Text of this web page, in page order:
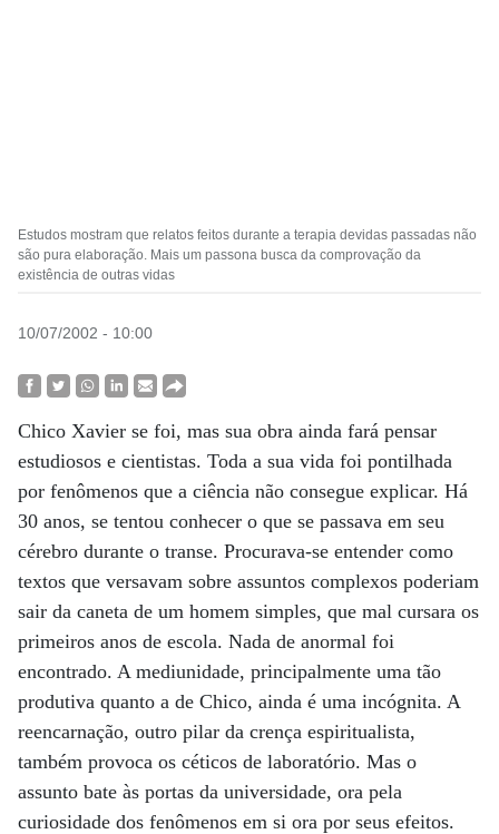
Estudos mostram que relatos feitos durante a terapia devidas passadas não
são pura elaboração. Mais um passona busca da comprovação da
existência de outras vidas
10/07/2002 - 10:00
Chico Xavier se foi, mas sua obra ainda fará pensar
estudiosos e cientistas. Toda a sua vida foi pontilhada
por fenômenos que a ciência não consegue explicar. Há
30 anos, se tentou conhecer o que se passava em seu
cérebro durante o transe. Procurava-se entender como
textos que versavam sobre assuntos complexos poderiam
sair da caneta de um homem simples, que mal cursara os
primeiros anos de escola. Nada de anormal foi
encontrado. A mediunidade, principalmente uma tão
produtiva quanto a de Chico, ainda é uma incógnita. A
reencarnação, outro pilar da crença espiritualista,
também provoca os céticos de laboratório. Mas o
assunto bate às portas da universidade, ora pela
curiosidade dos fenômenos em si ora por seus efeitos.